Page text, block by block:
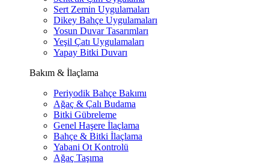
Sert Zemin Uygulamaları
Dikey Bahçe Uygulamaları
Yosun Duvar Tasarımları
Yeşil Çatı Uygulamaları
Yapay Bitki Duvarı
Bakım & İlaçlama
Periyodik Bahçe Bakımı
Ağaç & Çalı Budama
Bitki Gübreleme
Genel Haşere İlaçlama
Bahçe & Bitki İlaçlama
Yabani Ot Kontrolü
Ağaç Taşıma